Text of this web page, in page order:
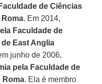
de Ciências
Roma. Em 2014,
Faculdade de
East Anglia
junho de 2006,
pela Faculdade de
Roma. Ela é membro